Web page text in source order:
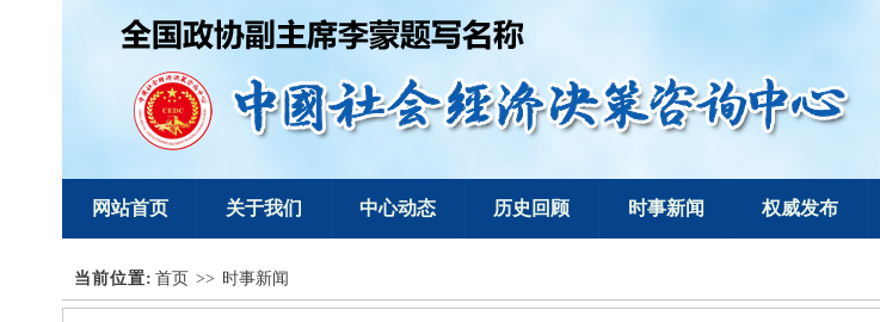
网站首页 关于我们 中心动态 历史回顾 时事新闻 权威发布
理事专栏
当前位置: 首页 >> 时事新闻